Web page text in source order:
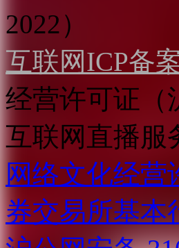
2022）
互联网ICP备
经营许可证（
互联网直播服
网络文化经营
券交易所基本